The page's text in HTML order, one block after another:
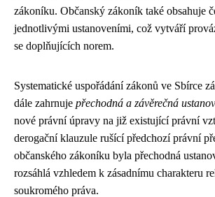
zákoníku. Občanský zákoník také obsahuje
jednotlivými ustanoveními, což vytváří
se doplňujících norem.
Systematické uspořádání zákonů ve Sbírce
dále zahrnuje přechodná a závěrečná
nové právní úpravy na již existující právní
derogační klauzule rušící předchozí právní
občanského zákoníku byla přechodná
rozsáhlá vzhledem k zásadnímu charakteru
soukromého práva.